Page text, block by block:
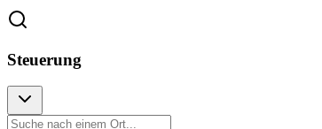
Steuerung